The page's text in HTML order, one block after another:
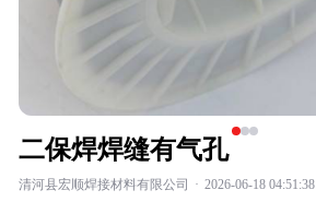
二保焊焊缝有气孔
清河县宏顺焊接材料有限公司 · 2026-06-18 04:51:38